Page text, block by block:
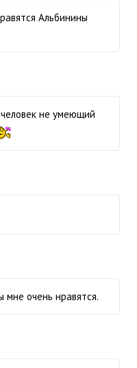
Альбинины
человек не умеющий
очень нравятся.